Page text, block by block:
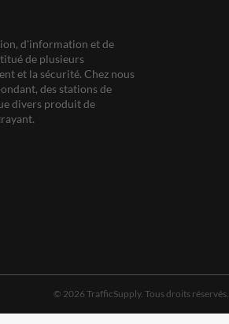
d'information et de
de plusieurs
et la sécurité. Chez nous
des stations de
divers produit de
© 2026 TrafficSupply. Tous droits réservés.